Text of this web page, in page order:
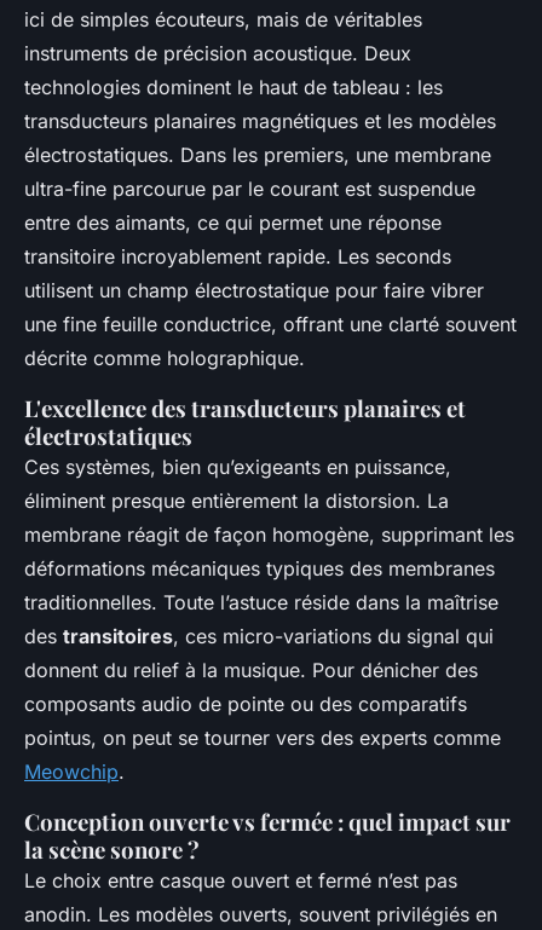
ici de simples écouteurs, mais de véritables
instruments de précision acoustique. Deux
technologies dominent le haut de tableau : les
transducteurs planaires magnétiques et les modèles
électrostatiques. Dans les premiers, une membrane
ultra-fine parcourue par le courant est suspendue
entre des aimants, ce qui permet une réponse
transitoire incroyablement rapide. Les seconds
utilisent un champ électrostatique pour faire vibrer
une fine feuille conductrice, offrant une clarté souvent
décrite comme holographique.
L'excellence des transducteurs planaires et
électrostatiques
Ces systèmes, bien qu’exigeants en puissance,
éliminent presque entièrement la distorsion. La
membrane réagit de façon homogène, supprimant les
déformations mécaniques typiques des membranes
traditionnelles. Toute l’astuce réside dans la maîtrise
des transitoires, ces micro-variations du signal qui
donnent du relief à la musique. Pour dénicher des
composants audio de pointe ou des comparatifs
pointus, on peut se tourner vers des experts comme
Meowchip.
Conception ouverte vs fermée : quel impact sur
la scène sonore ?
Le choix entre casque ouvert et fermé n’est pas
anodin. Les modèles ouverts, souvent privilégiés en